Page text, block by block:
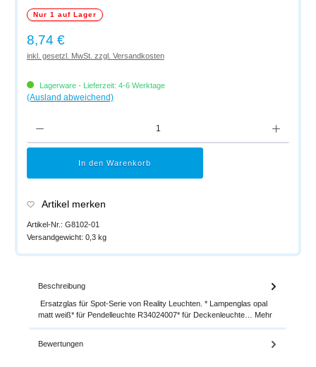
Nur 1 auf Lager
Regulärer Preis:
8,74 €
inkl. gesetzl. MwSt. zzgl. Versandkosten
Lagerware - Lieferzeit: 4-6 Werktage
(Ausland abweichend)
In den Warenkorb
Artikel merken
Artikel-Nr.: G8102-01
Versandgewicht: 0,3 kg
Beschreibung
Ersatzglas für Spot-Serie von Reality Leuchten. * Lampenglas opal
matt weiß* für Pendelleuchte R34024007* für Deckenleuchte… Mehr
Bewertungen